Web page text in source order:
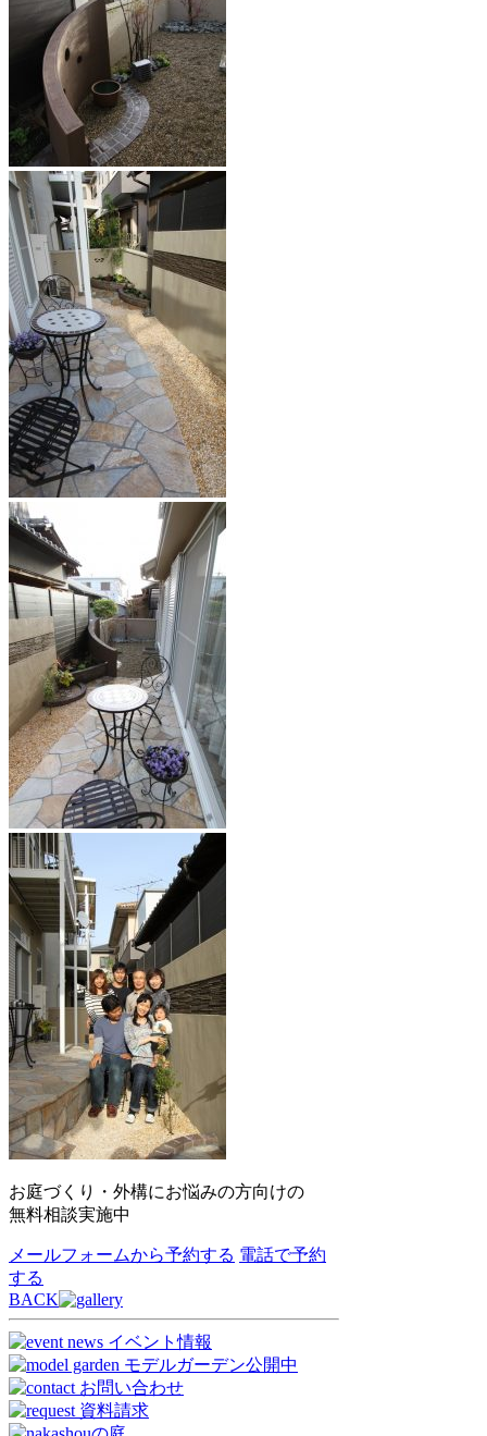
お庭づくり・外構にお悩みの方向けの
無料相談実施中
メールフォームから予約する 電話で予約
する
BACK